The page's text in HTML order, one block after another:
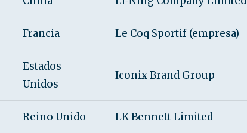
Francia Le Coq Sportif (empresa)
Estados
Unidos
Iconix Brand Group
Reino Unido LK Bennett Limited